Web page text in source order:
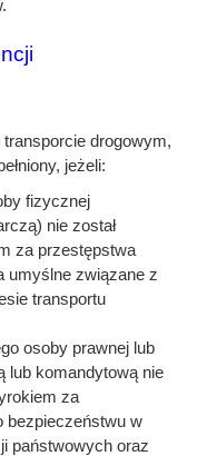
drogowym,
jeżeli:
fizycznej
nie został
za przestępstwa
umyślne związane z
transportu
osoby prawnej lub
lub komandytową nie
za
bezpieczeństwu w
państwowych oraz